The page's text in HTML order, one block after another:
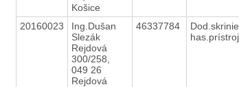
Košice
20160023
Ing.Dušan
Slezák
Rejdová
300/258,
049 26
Rejdová
46337784